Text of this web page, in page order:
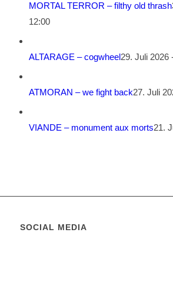
MORTAL TERROR – filthy old thrash
12:00
ALTARAGE – cogwheel29. Juli 2026
ATMORAN – we fight back27. Juli
VIANDE – monument aux morts21.
SOCIAL MEDIA